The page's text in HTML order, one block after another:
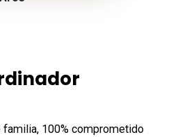
familia, 100% comprometido